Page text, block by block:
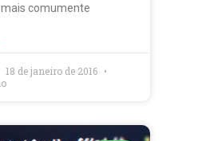
comumente
18 de janeiro de 2016